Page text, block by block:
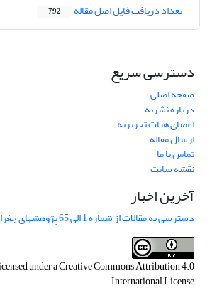
تعداد دریافت فایل اصل مقاله 792
دسترسی سریع
صفحه اصلی
درباره نشریه
اعضای هیات تحریریه
ارسال مقاله
تماس با ما
نقشه سایت
آخرین اخبار
دسترسی به مقالات از شماره 1 الی 65 پژوهشهای جغرافیایی
under aCreative Commons Attribution 4.0
International License
.